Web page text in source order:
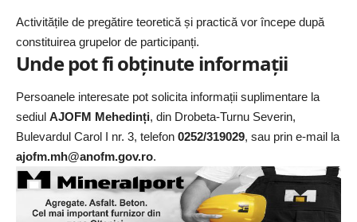
Activitățile de pregătire teoretică și practică vor începe după
constituirea grupelor de participanți.
Unde pot fi obținute informații
Persoanele interesate pot solicita informații suplimentare la
sediul AJOFM Mehedinți, din Drobeta-Turnu Severin,
Bulevardul Carol I nr. 3, telefon 0252/319029, sau prin e-mail la
ajofm.mh@anofm.gov.ro.